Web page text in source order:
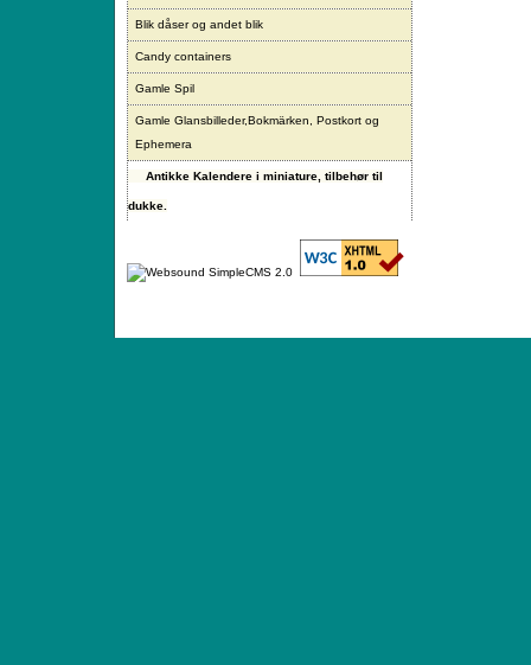
Blik dåser og andet blik
Candy containers
Gamle Spil
Gamle Glansbilleder,Bokmärken, Postkort og
Ephemera
Antikke Kalendere i miniature, tilbehør til
dukke.